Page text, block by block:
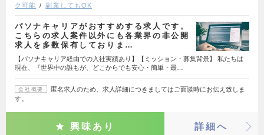
ク可能
副業してもOK
パソナキャリアがおすすめする求人です。
こちらの求人案件以外にも各業界の非公開
求人を多数保有しておりま…
【パソナキャリア経由での入社実績あり】【ミッション・募集背景】 私たちは
現在、『世界中の誰もが、どこからでも安心・簡単・最…
会社概要
匿名求人のため、求人詳細につきましてはご面談時にお伝え致しま
す。
興味あり 詳細へ